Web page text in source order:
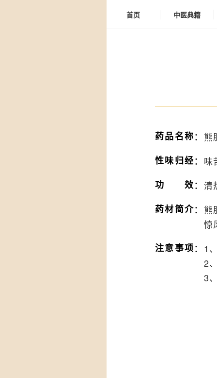
首页 中医典籍
药品名称： 熊
性味归经： 味
功效： 清
药材简介： 熊
惊
注意事项： 1
2
3